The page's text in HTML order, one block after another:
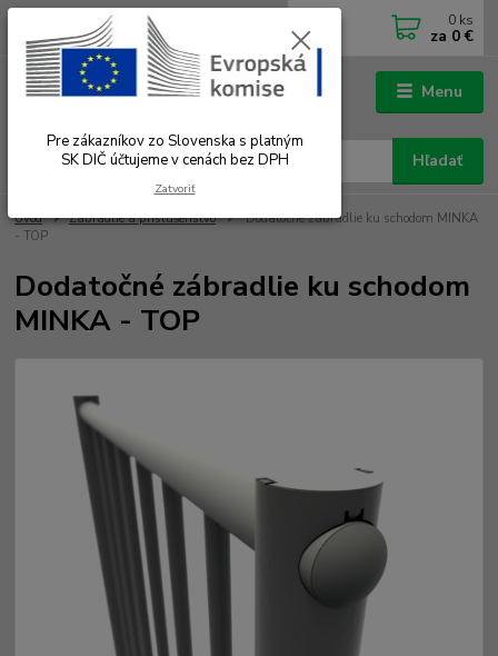
Menu
Hľadať
Po-Čt 7.00 - 16.00 hod. Pá 7.00 - 12.00 hod.
0 ks
za 0 €
Úvod Zábradlie a príslušenstvo
Dodatočné zábradlie ku schodom MINKA
- TOP
Dodatočné zábradlie ku schodom
MINKA - TOP
Pre zákazníkov zo Slovenska s platným
SK DIČ účtujeme v cenách bez DPH
Zatvoriť